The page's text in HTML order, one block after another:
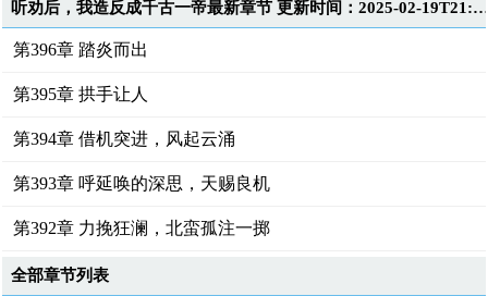
听劝后，我造反成千古一帝最新章节 更新时间：
第396章 踏炎而出
第395章 拱手让人
第394章 借机突进，风起云涌
第393章 呼延唤的深思，天赐良机
第392章 力挽狂澜，北蛮孤注一掷
全部章节列表